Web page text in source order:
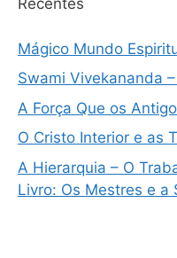
Recentes
Mágico Mundo
Swami Vivekananda
A Força Que os
O Cristo Interior e as
A Hierarquia – O
Livro: Os Mestres e a